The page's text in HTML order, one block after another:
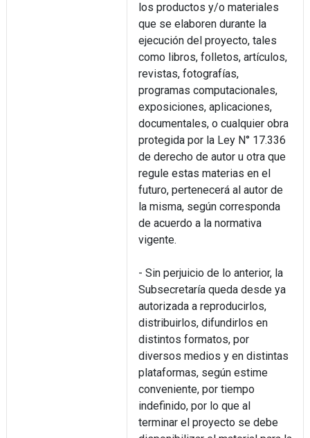
los productos y/o materiales
que se elaboren durante la
ejecución del proyecto, tales
como libros, folletos, artículos,
revistas, fotografías,
programas computacionales,
exposiciones, aplicaciones,
documentales, o cualquier obra
protegida por la Ley N° 17.336
de derecho de autor u otra que
regule estas materias en el
futuro, pertenecerá al autor de
la misma, según corresponda
de acuerdo a la normativa
vigente.
- Sin perjuicio de lo anterior, la
Subsecretaría queda desde ya
autorizada a reproducirlos,
distribuirlos, difundirlos en
distintos formatos, por
diversos medios y en distintas
plataformas, según estime
conveniente, por tiempo
indefinido, por lo que al
terminar el proyecto se debe